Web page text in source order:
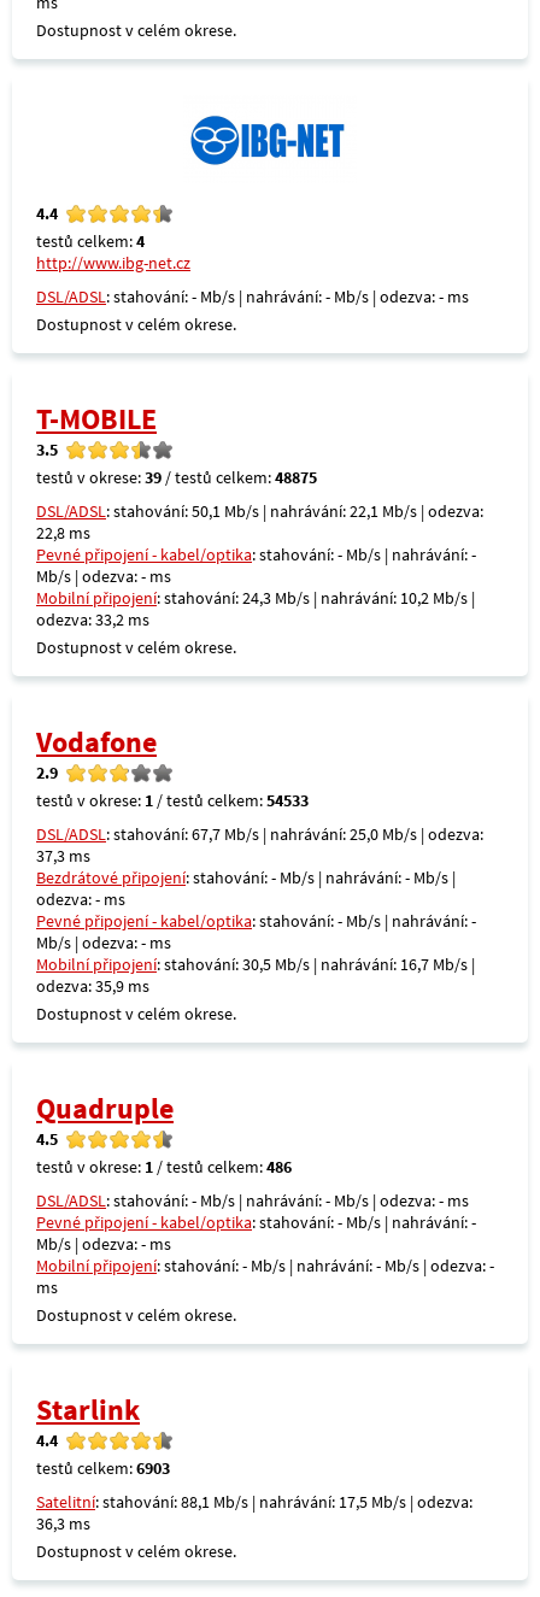
Dostupnost v celém okrese.
4.4
testů celkem:4
http://www.ibg-net.cz
DSL/ADSL: stahování: - Mb/s | nahrávání: - Mb/s | odezva: - ms
Dostupnost v celém okrese.
T-MOBILE
3.5
testů v okrese:39 / testů celkem:48875
DSL/ADSL: stahování: 50,1 Mb/s | nahrávání: 22,1 Mb/s | odezva:
22,8 ms
Pevné připojení - kabel/optika: stahování: - Mb/s | nahrávání: -
Mb/s | odezva: - ms
Mobilní připojení: stahování: 24,3 Mb/s | nahrávání: 10,2 Mb/s |
odezva: 33,2 ms
Dostupnost v celém okrese.
Vodafone
2.9
testů v okrese: 1 / testů celkem:54533
DSL/ADSL: stahování: 67,7 Mb/s | nahrávání: 25,0 Mb/s | odezva:
37,3 ms
Bezdrátové připojení: stahování: - Mb/s | nahrávání: - Mb/s |
odezva: - ms
Pevné připojení - kabel/optika: stahování: - Mb/s | nahrávání: -
Mb/s | odezva: - ms
Mobilní připojení: stahování: 30,5 Mb/s | nahrávání: 16,7 Mb/s |
odezva: 35,9 ms
Dostupnost v celém okrese.
Quadruple
4.5
testů v okrese: 1 / testů celkem:486
DSL/ADSL: stahování: - Mb/s | nahrávání: - Mb/s | odezva: - ms
Pevné připojení - kabel/optika: stahování: - Mb/s | nahrávání: -
Mb/s | odezva: - ms
Mobilní připojení: stahování: - Mb/s | nahrávání: - Mb/s | odezva: -
ms
Dostupnost v celém okrese.
Starlink
4.4
testů celkem:6903
Satelitní: stahování: 88,1 Mb/s | nahrávání: 17,5 Mb/s | odezva:
36,3 ms
Dostupnost v celém okrese.